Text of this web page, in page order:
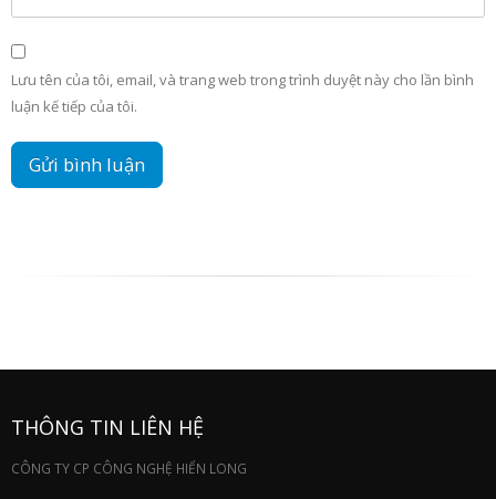
Lưu tên của tôi, email, và trang web trong trình duyệt này cho lần bình
luận kế tiếp của tôi.
THÔNG TIN LIÊN HỆ
CÔNG TY CP CÔNG NGHỆ HIỂN LONG